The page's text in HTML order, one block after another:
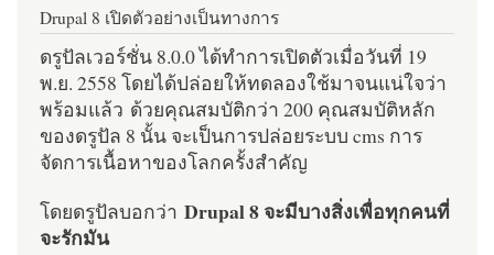
Drupal 8 เปิดตัวอย่างเป็นทางการ
ดรูปัลเวอร์ชั่น 8.0.0 ได้ทำการเปิดตัวเมื่อวันที่ 19
พ.ย. 2558 โดยได้ปล่อยให้ทดลองใช้มาจนแน่ใจว่า
พร้อมแล้ว ด้วยคุณสมบัติกว่า 200 คุณสมบัติหลัก
ของดรูปัล 8 นั้น จะเป็นการปล่อยระบบ cms การ
จัดการเนื้อหาของโลกครั้งสำคัญ
โดยดรูปัลบอกว่า Drupal 8 จะมีบางสิ่งเพื่อทุกคนที่
จะรักมัน